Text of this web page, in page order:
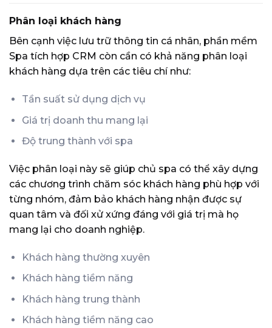
Phân loại khách hàng
Bên cạnh việc lưu trữ thông tin cá nhân, phần mềm
Spa tích hợp CRM còn cần có khả năng phân loại
khách hàng dựa trên các tiêu chí như:
Tần suất sử dụng dịch vụ
Giá trị doanh thu mang lại
Độ trung thành với spa
Việc phân loại này sẽ giúp chủ spa có thể xây dựng
các chương trình chăm sóc khách hàng phù hợp với
từng nhóm, đảm bảo khách hàng nhận được sự
quan tâm và đối xử xứng đáng với giá trị mà họ
mang lại cho doanh nghiệp.
Khách hàng thường xuyên
Khách hàng tiềm năng
Khách hàng trung thành
Khách hàng tiềm năng cao